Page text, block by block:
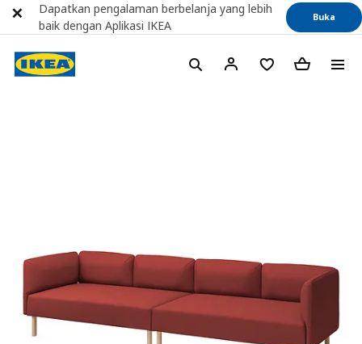
Dapatkan pengalaman berbelanja yang lebih
baik dengan Aplikasi IKEA
Buka